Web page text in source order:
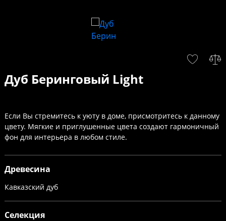
Дуб Беринговый Light
Если Вы стремитесь к уюту в доме, присмотритесь к данному
цвету. Мягкие и приглушенные цвета создают гармоничный
фон для интерьера в любом стиле.
Древесина
Кавказский дуб
Селекция